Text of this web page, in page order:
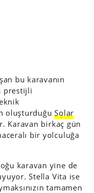
bu karavanın
prestijli
oluşturduğuSolar
Karavan birkaç gün
bir yolculuğa
karavan yine de
Stella Vita ise
tamamen